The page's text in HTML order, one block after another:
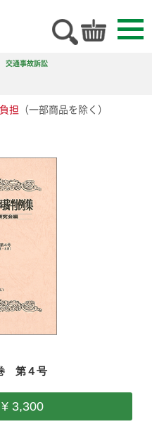
交通事故訴訟
担 （一部商品を除く）
第４号
3,300